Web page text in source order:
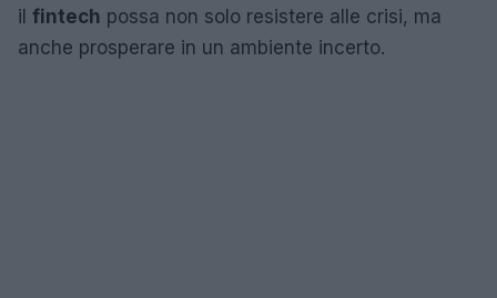
il fintech possa non solo resistere alle crisi, ma
anche prosperare in un ambiente incerto.